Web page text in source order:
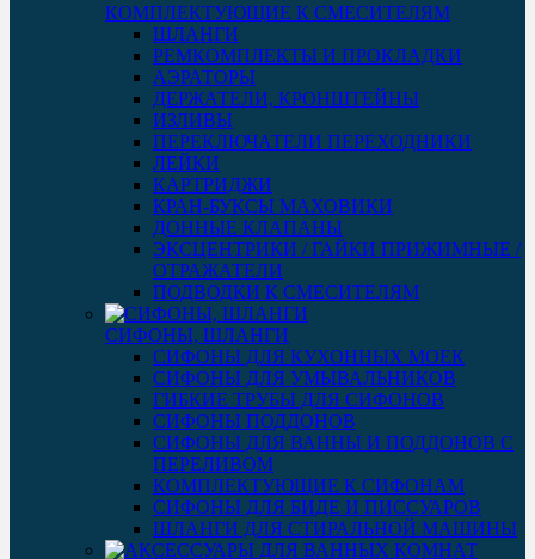
КОМПЛЕКТУЮЩИЕ К СМЕСИТЕЛЯМ
ШЛАНГИ
РЕМКОМПЛЕКТЫ И ПРОКЛАДКИ
АЭРАТОРЫ
ДЕРЖАТЕЛИ, КРОНШТЕЙНЫ
ИЗЛИВЫ
ПЕРЕКЛЮЧАТЕЛИ ПЕРЕХОДНИКИ
ЛЕЙКИ
КАРТРИДЖИ
КРАН-БУКСЫ МАХОВИКИ
ДОННЫЕ КЛАПАНЫ
ЭКСЦЕНТРИКИ / ГАЙКИ ПРИЖИМНЫЕ /
ОТРАЖАТЕЛИ
ПОДВОДКИ К СМЕСИТЕЛЯМ
СИФОНЫ, ШЛАНГИ
СИФОНЫ ДЛЯ КУХОННЫХ МОЕК
СИФОНЫ ДЛЯ УМЫВАЛЬНИКОВ
ГИБКИЕ ТРУБЫ ДЛЯ СИФОНОВ
СИФОНЫ ПОДДОНОВ
СИФОНЫ ДЛЯ ВАННЫ И ПОДДОНОВ С
ПЕРЕЛИВОМ
КОМПЛЕКТУЮЩИЕ К СИФОНАМ
СИФОНЫ ДЛЯ БИДЕ И ПИССУАРОВ
ШЛАНГИ ДЛЯ СТИРАЛЬНОЙ МАШИНЫ